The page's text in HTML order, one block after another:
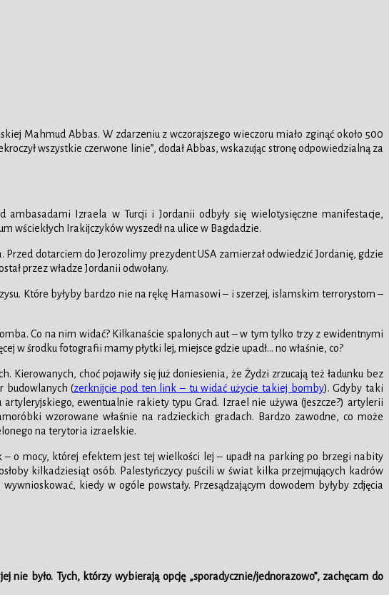
Mahmud Abbas. W zdarzeniu z wczorajszego wieczoru miało zginąć około 500
wszystkie czerwone linie”, dodał Abbas, wskazując stronę odpowiedzialną za
Izraela w Turcji i Jordanii odbyły się wielotysięczne manifestacje,
wściekłych Irakijczyków wyszedł na ulice w Bagdadzie.
dotarciem do Jerozolimy prezydent USA zamierzał odwiedzić Jordanię, gdzie
przez władze Jordanii odwołany.
Które byłyby bardzo nie na rękę Hamasowi – i szerzej, islamskim terrorystom –
Co na nim widać? Kilkanaście spalonych aut – w tym tylko trzy z ewidentnymi
w środku fotografii mamy płytki lej, miejsce gdzie upadł… no właśnie, co?
choć pojawiły się już doniesienia, że Żydzi zrzucają też ładunku bez
budowlanych (zerknijcie pod ten link – tu widać użycie takiej bomby). Gdyby taki
ewentualnie rakiety typu Grad. Izrael nie używa (jeszcze?) artylerii
wzorowane właśnie na radzieckich gradach. Bardzo zawodne, co może
na terytoria izraelskie.
o mocy, której efektem jest tej wielkości lej – upadł na parking po brzegi nabity
kilkadziesiąt osób. Palestyńczycy puścili w świat kilka przejmujących kadrów
kiedy w ogóle powstały. Przesądzającym dowodem byłyby zdjęcia
było. Tych, którzy wybierają opcję „sporadycznie/jednorazowo”, zachęcam do